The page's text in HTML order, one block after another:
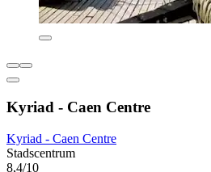
Kyriad - Caen Centre
Kyriad - Caen Centre
Stadscentrum
8,4/10